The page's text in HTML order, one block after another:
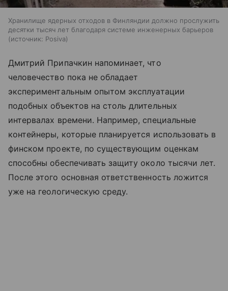
Хранилище ядерных отходов в Финляндии должно прослужить
десятки тысяч лет благодаря системе инженерных барьеров
источник: Posiva
Дмитрий Припачкин напоминает, что
человечество пока не обладает
экспериментальным опытом эксплуатации
подобных объектов на столь длительных
интервалах времени. Например, специальные
контейнеры, которые планируется использовать в
финском проекте, по существующим оценкам
способны обеспечивать защиту около тысячи лет.
После этого основная ответственность ложится
уже на геологическую среду.